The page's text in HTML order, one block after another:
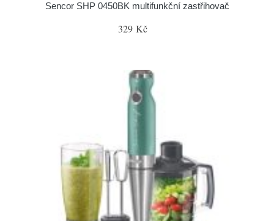
Sencor SHP 0450BK multifunkční zastřihovač
329 Kč